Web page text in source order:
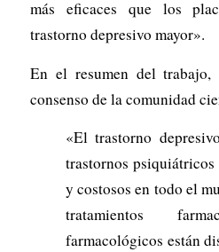
más eficaces que los
trastorno depresivo mayor».
En el resumen del
consenso de la comunidad
«El trastorno
trastornos psiquiátricos
y costosos en todo el
tratamientos
farmacológicos están